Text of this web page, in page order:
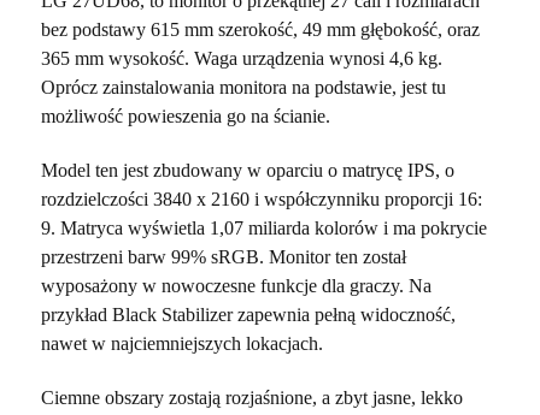
bez podstawy 615 mm szerokość, 49 mm głębokość, oraz
365 mm wysokość. Waga urządzenia wynosi 4,6 kg.
Oprócz zainstalowania monitora na podstawie, jest tu
możliwość powieszenia go na ścianie.
Model ten jest zbudowany w oparciu o matrycę IPS, o
rozdzielczości 3840 x 2160 i współczynniku proporcji 16:
9. Matryca wyświetla 1,07 miliarda kolorów i ma pokrycie
przestrzeni barw 99% sRGB. Monitor ten został
wyposażony w nowoczesne funkcje dla graczy. Na
przykład Black Stabilizer zapewnia pełną widoczność,
nawet w najciemniejszych lokacjach.
Ciemne obszary zostają rozjaśnione, a zbyt jasne, lekko